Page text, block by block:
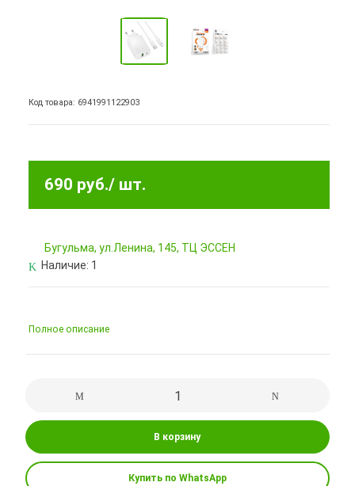
Код товара: 6941991122903
690 руб./ шт.
Бугульма, ул.Ленина, 145, ТЦ ЭССЕН
Наличие: 1
Полное описание
В корзину
Купить по WhatsApp